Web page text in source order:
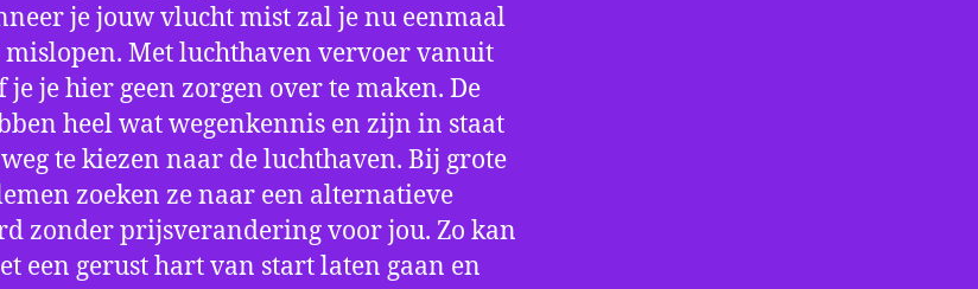
je jouw vlucht mist zal je nu eenmaal
mislopen. Met luchthaven vervoer vanuit
je hier geen zorgen over te maken. De
heel wat wegenkennis en zijn in staat
te kiezen naar de luchthaven. Bij grote
zoeken ze naar een alternatieve
zonder prijsverandering voor jou. Zo kan
een gerust hart van start laten gaan en